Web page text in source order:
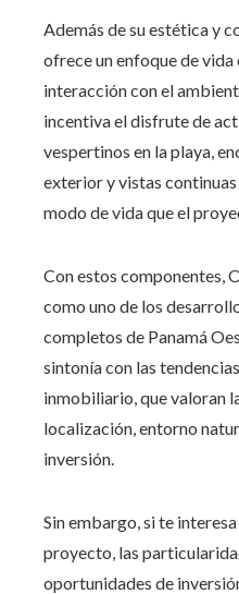
Además de su estética y
ofrece un enfoque de
interacción con el
incentiva el disfrute de
vespertinos en la playa,
exterior y vistas
modo de vida que el
Con estos componentes,
como uno de los
completos de Panamá
sintonía con las
inmobiliario, que valoran
localización, entorno
inversión.
Sin embargo, si te
proyecto, las
oportunidades de